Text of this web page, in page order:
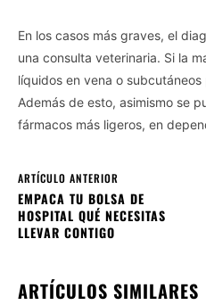
I want to opt-out of the
personal data.
Opted In
I want to opt-out of the
Personal Data.
I want to opt-out of
Personal Data for Targeted
Opted In
I want to opt-out of
Opted Out
En los casos más graves, el
una consulta veterinaria. Si la
líquidos en vena o
Además de esto, asimismo se
fármacos más ligeros, en
ARTÍCULO ANTERIOR
EMPACA TU BOLSA DE
HOSPITAL QUÉ NECESITAS
LLEVAR CONTIGO
ARTÍCULOS SIMILARES